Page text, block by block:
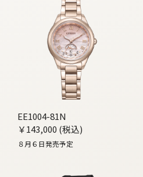
EE1004-81N
￥143,000 (税込)
８月６日発売予定